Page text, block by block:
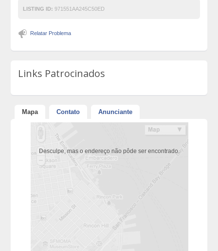
LISTING ID: 971551AA245C50ED
Relatar Problema
Links Patrocinados
Mapa Contato Anunciante
Desculpe, mas o endereço não pôde ser encontrado.